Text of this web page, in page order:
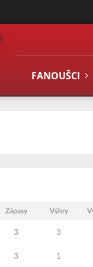
FANOUŠCI
Zápasy Výhry
3 3
3 1